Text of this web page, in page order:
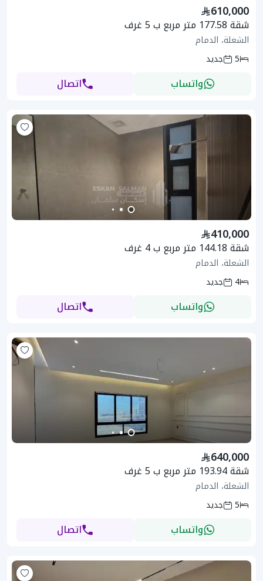
610,000
شقة 177.58 متر مربع ب 5 غرف
الشعلة، الدمام
5
جديد
واتساب اتصال
410,000
شقة 144.18 متر مربع ب 4 غرف
الشعلة، الدمام
4
جديد
واتساب اتصال
640,000
شقة 193.94 متر مربع ب 5 غرف
الشعلة، الدمام
5
جديد
واتساب اتصال